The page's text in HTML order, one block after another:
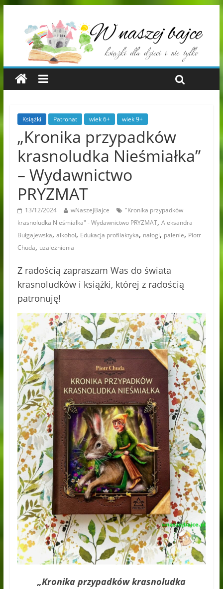
Książki Patronat wiek 6+ wiek 9+
„Kronika przypadków
krasnoludka Nieśmiałka”
– Wydawnictwo
PRYZMAT
13/12/2024 wNaszejBajce
"Kronika przypadków
krasnoludka Nieśmiałka" - Wydawnictwo PRYZMAT, Aleksandra
Bułgajewska, alkohol, Edukacja profilaktyka, nałogi, palenie, Piotr
Chuda, uzależnienia
Z radością zapraszam Was do świata
krasnoludków i książki, której z radością
patronuję!
„Kronika przypadków krasnoludka